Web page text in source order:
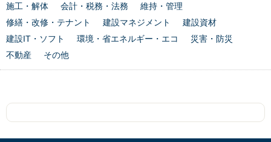
施工・解体
会計・税務・法務
維持・管理
修繕・改修・テナント
建設マネジメント
建設資材
建設IT・ソフト
環境・省エネルギー・エコ
災害・防災
不動産
その他